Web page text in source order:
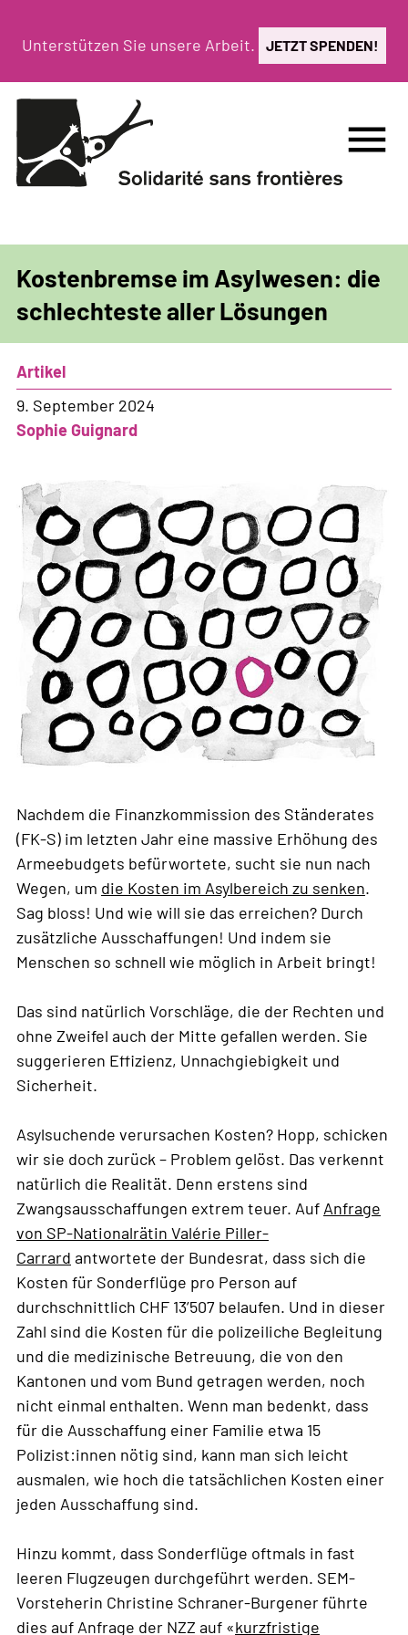
zumUnterstützen Sie unsere Arbeit. JETZT SPENDEN!
menu
Kostenbremse im Asylwesen: die
schlechteste aller Lösungen
Artikel
9. September 2024
Sophie Guignard
Nachdem die Finanzkommission des Ständerates
(FK-S) im letzten Jahr eine massive Erhöhung des
Armeebudgets befürwortete, sucht sie nun nach
Wegen, um die Kosten im Asylbereich zu senken.
Sag bloss! Und wie will sie das erreichen? Durch
zusätzliche Ausschaffungen! Und indem sie
Menschen so schnell wie möglich in Arbeit bringt!
Das sind natürlich Vorschläge, die der Rechten und
ohne Zweifel auch der Mitte gefallen werden. Sie
suggerieren Effizienz, Unnachgiebigkeit und
Sicherheit.
Asylsuchende verursachen Kosten? Hopp, schicken
wir sie doch zurück – Problem gelöst. Das verkennt
natürlich die Realität. Denn erstens sind
Zwangsausschaffungen extrem teuer. Auf Anfrage
von SP-Nationalrätin Valérie Piller-
Carrard antwortete der Bundesrat, dass sich die
Kosten für Sonderflüge pro Person auf
durchschnittlich CHF 13’507 belaufen. Und in dieser
Zahl sind die Kosten für die polizeiliche Begleitung
und die medizinische Betreuung, die von den
Kantonen und vom Bund getragen werden, noch
nicht einmal enthalten. Wenn man bedenkt, dass
für die Ausschaffung einer Familie etwa 15
Polizist:innen nötig sind, kann man sich leicht
ausmalen, wie hoch die tatsächlichen Kosten einer
jeden Ausschaffung sind.
Hinzu kommt, dass Sonderflüge oftmals in fast
leeren Flugzeugen durchgeführt werden. SEM-
Vorsteherin Christine Schraner-Burgener führte
dies auf Anfrage der NZZ auf «kurzfristige